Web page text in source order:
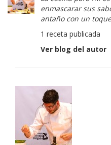
enmascarar sus
antaño con un
1 receta publicada
Ver blog del autor